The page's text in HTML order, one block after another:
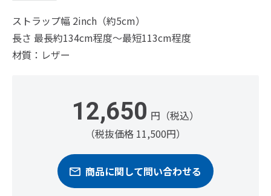
ストラップ幅 2inch（約5cm）
長さ 最長約134cm程度～最短113cm程度
材質：レザー
12,650 円（税込）
（税抜価格 11,500円）
商品に関して問い合わせる